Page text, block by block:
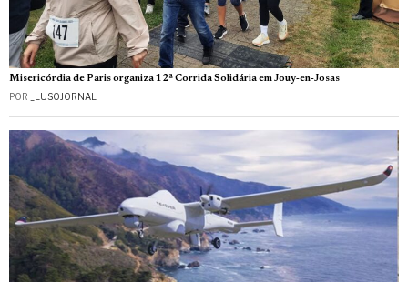
Misericórdia de Paris organiza 12ª Corrida Solidária em Jouy‑en‑Josas
POR _LUSOJORNAL